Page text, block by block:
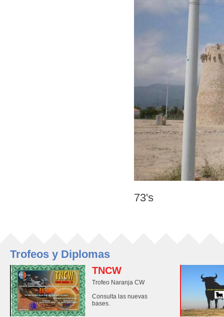
73's
Trofeos y Diplomas
TNCW
Trofeo Naranja CW
Consulta las nuevas
bases.